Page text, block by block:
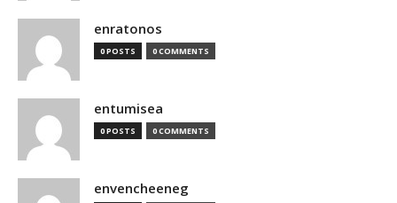
enratonos
0 POSTS 0 COMMENTS
entumisea
0 POSTS 0 COMMENTS
envencheeneg